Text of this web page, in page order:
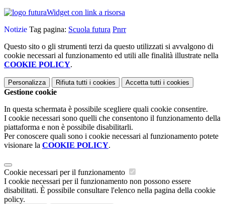
Widget con link a risorsa
Notizie Tag pagina: Scuola futura Pnrr
Questo sito o gli strumenti terzi da questo utilizzati si avvalgono di
cookie necessari al funzionamento ed utili alle finalità illustrate nella
COOKIE POLICY.
Personalizza Rifiuta tutti i cookies Accetta tutti i cookies
Gestione cookie
In questa schermata è possibile scegliere quali cookie consentire.
I cookie necessari sono quelli che consentono il funzionamento della
piattaforma e non è possibile disabilitarli.
Per conoscere quali sono i cookie necessari al funzionamento potete
visionare la COOKIE POLICY.
Cookie necessari per il funzionamento
I cookie necessari per il funzionamento non possono essere
disabilitati. È possibile consultare l'elenco nella pagina della cookie
policy.